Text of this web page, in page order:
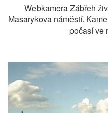
Webkamera Zábřeh
Masarykova náměstí.
počasí ve